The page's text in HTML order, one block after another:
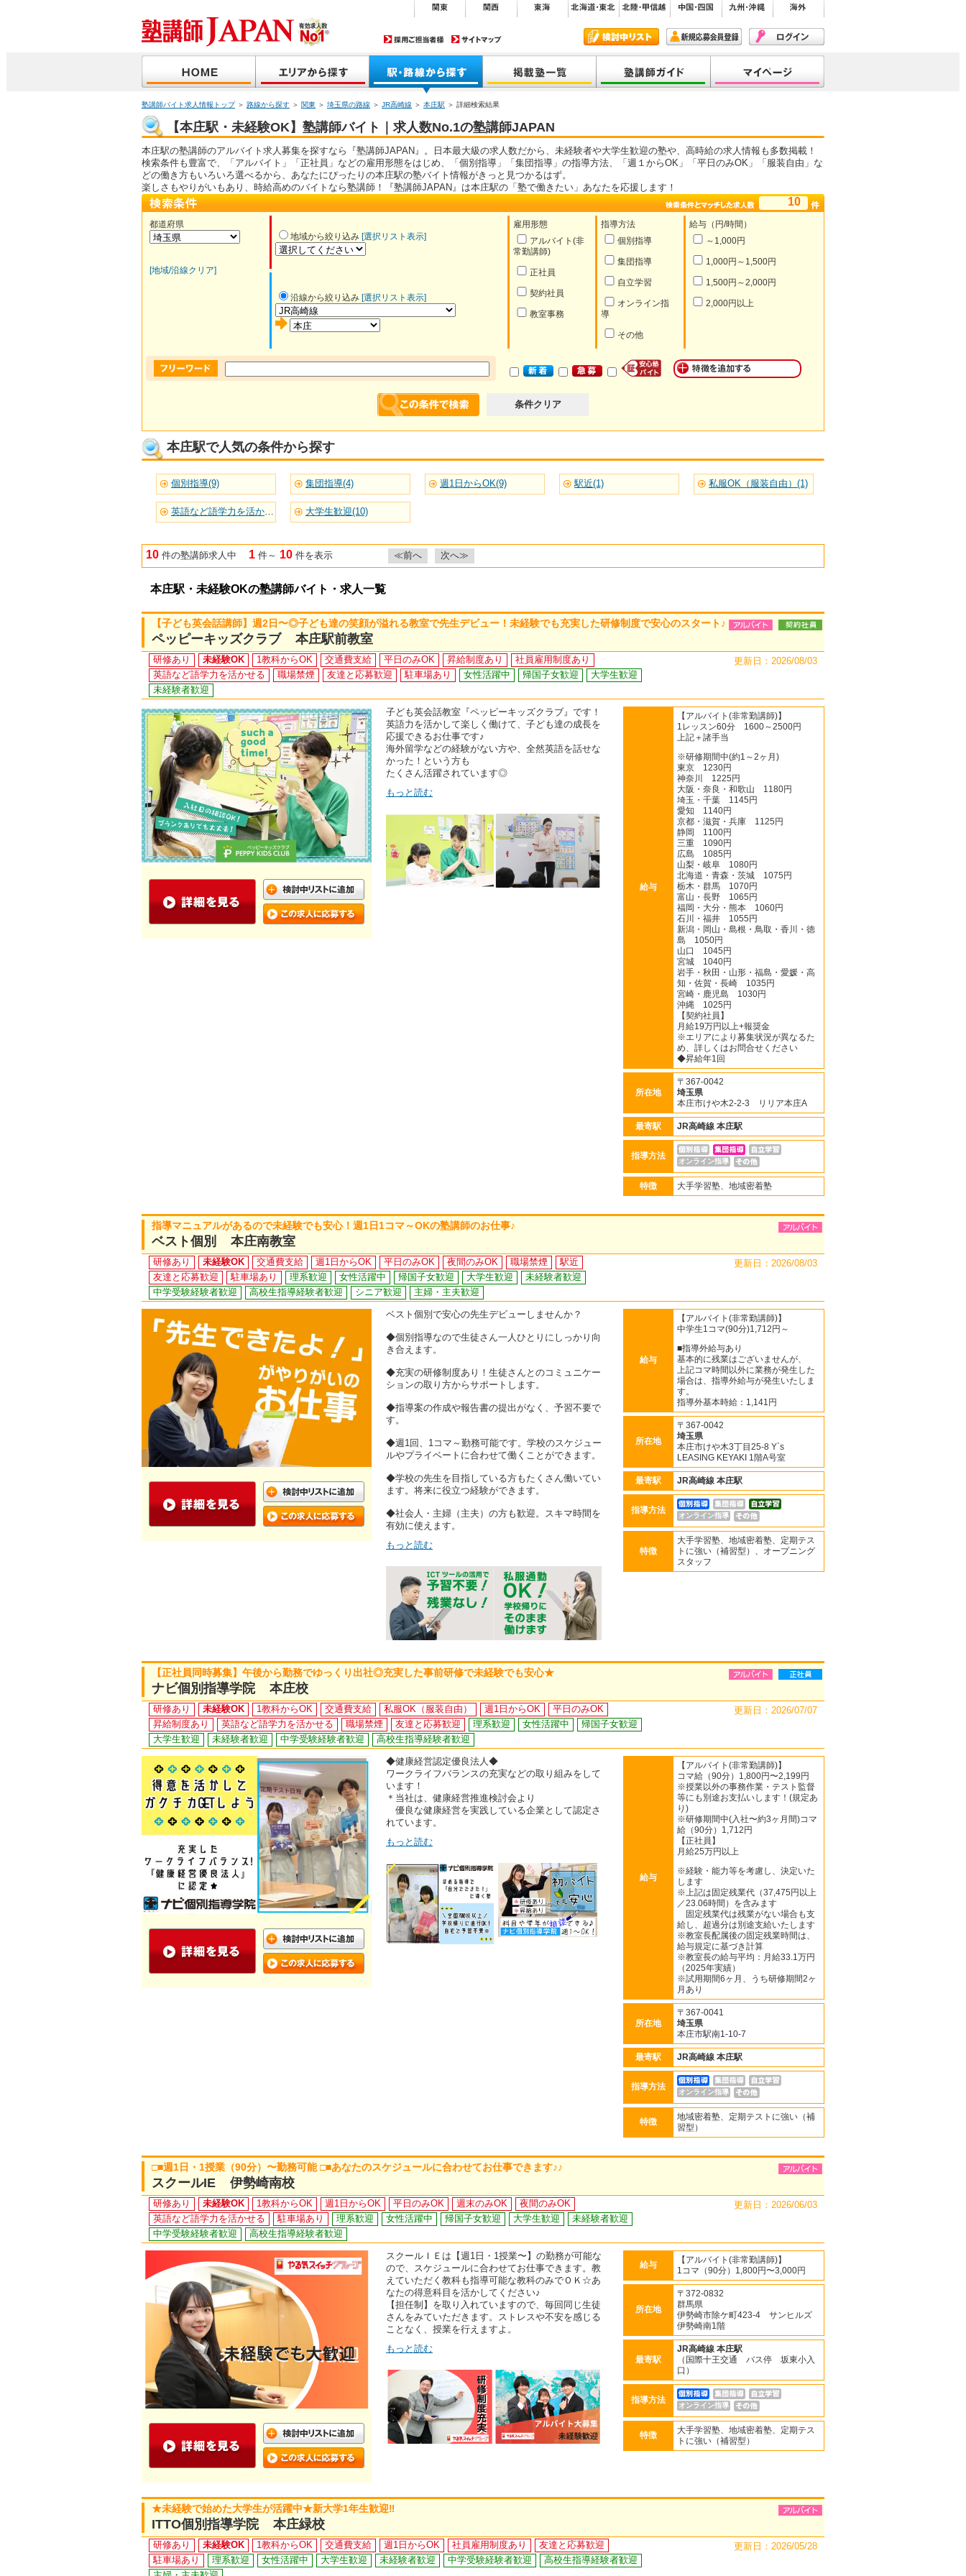
塾講師バイト求人情報トップ＞ 路線から探す ＞ 関東 ＞ 埼玉県の路線 ＞ JR高崎線 ＞ 本庄駅 ＞ 詳細検索結果
【本庄駅・未経験OK】塾講師バイト｜求人数No.1の塾講師JAPAN
本庄駅の塾講師のアルバイト求人募集を探すなら『塾講師JAPAN』。日本最大級の求人数だから、未経験者や大学生歓迎の塾や、高時給の求人情報も多数掲載！
検索条件も豊富で、「アルバイト」「正社員」などの雇用形態をはじめ、「個別指導」「集団指導」の指導方法、「週１からOK」「平日のみOK」「服装自由」な
どの働き方もいろいろ選べるから、あなたにぴったりの本庄駅の塾バイト情報がきっと見つかるはず。
楽しさもやりがいもあり、時給高めのバイトなら塾講師！『塾講師JAPAN』は本庄駅の「塾で働きたい」あなたを応援します！
10
都道府県
[地域/沿線クリア]
地域から絞り込み [選択リスト表示]
雇用形態
アルバイト(非
常勤講師)
正社員
契約社員
教室事務
指導方法
個別指導
集団指導
自立学習
オンライン指
導
その他
給与（円/時間）
～1,000円
1,000円～1,500円
1,500円～2,000円
2,000円以上
沿線から絞り込み [選択リスト表示]
条件クリア
本庄駅で人気の条件から探す
個別指導(9) 集団指導(4) 週1日からOK(9) 駅近(1) 私服OK（服装自由）(1)
英語など語学力を活かせる(5) 大学生歓迎(10)
10 件の塾講師求人中 1 件～ 10 件を表示 ≪前へ 次へ≫
本庄駅・未経験OKの塾講師バイト・求人一覧
【子ども英会話講師】週2日〜◎子ども達の笑顔が溢れる教室で先生デビュー！未経験でも充実した研修制度で安心のスタート♪
ペッピーキッズクラブ 本庄駅前教室
研修あり 未経験OK 1教科からOK 交通費支給 平日のみOK 昇給制度あり
社員雇用制度あり
英語など語学力を活かせる
職場禁煙 友達と応募歓迎 駐車場あり 女性活躍中 帰国子女歓迎
大学生歓迎
未経験者歓迎
更新日：2026/08/03
子ども英会話教室『ペッピーキッズクラブ』です！
英語力を活かして楽しく働けて、子ども達の成長を
応援できるお仕事です♪
海外留学などの経験がない方や、全然英語を話せな
かった！という方も
たくさん活躍されています◎
もっと読む
給与
【アルバイト(非常勤講師)】
1レッスン60分 1600～2500円
上記＋諸手当
※研修期間中(約1～2ヶ月)
東京 1230円
神奈川 1225円
大阪・奈良・和歌山 1180円
埼玉・千葉 1145円
愛知 1140円
京都・滋賀・兵庫 1125円
静岡 1100円
三重 1090円
広島 1085円
山梨・岐阜 1080円
北海道・青森・茨城 1075円
栃木・群馬 1070円
富山・長野 1065円
福岡・大分・熊本 1060円
石川・福井 1055円
新潟・岡山・島根・鳥取・香川・徳
島 1050円
山口 1045円
宮城 1040円
岩手・秋田・山形・福島・愛媛・高
知・佐賀・長崎 1035円
宮崎・鹿児島 1030円
沖縄 1025円
【契約社員】
月給19万円以上+報奨金
※エリアにより募集状況が異なるた
め、詳しくはお問合せください
◆昇給年1回
所在地
〒367-0042
埼玉県
本庄市けや木2-2-3 リリア本庄A
最寄駅 JR高崎線 本庄駅
指導方法
オンライン指導
特徴 大手学習塾、地域密着塾
指導マニュアルがあるので未経験でも安心！週1日1コマ～OKの塾講師のお仕事♪
ベスト個別 本庄南教室
研修あり 未経験OK 交通費支給 週1日からOK 平日のみOK 夜間のみOK 職場禁煙
駅近
友達と応募歓迎
駐車場あり 理系歓迎 女性活躍中 帰国子女歓迎 大学生歓迎
未経験者歓迎
中学受験経験者歓迎
高校生指導経験者歓迎 シニア歓迎 主婦・主夫歓迎
更新日：2026/08/03
ベスト個別で安心の先生デビューしませんか？
◆個別指導なので生徒さん一人ひとりにしっかり向
き合えます。
◆充実の研修制度あり！生徒さんとのコミュニケー
ションの取り方からサポートします。
◆指導案の作成や報告書の提出がなく、予習不要で
す。
◆週1回、1コマ～勤務可能です。学校のスケジュー
ルやプライベートに合わせて働くことができます。
◆学校の先生を目指している方もたくさん働いてい
ます。将来に役立つ経験ができます。
◆社会人・主婦（主夫）の方も歓迎。スキマ時間を
有効に使えます。
もっと読む
給与
【アルバイト(非常勤講師)】
中学生1コマ(90分)1,712円～
■指導外給与あり
基本的に残業はございませんが、
上記コマ時間以外に業務が発生した
場合は、指導外給与が発生いたしま
す。
指導外基本時給：1,141円
所在地
〒367-0042
埼玉県
本庄市けや木3丁目25-8 Y`s
LEASING KEYAKI 1階A号室
最寄駅 JR高崎線 本庄駅
指導方法
オンライン指導
特徴
大手学習塾、地域密着塾、定期テス
トに強い（補習型）、オープニング
スタッフ
【正社員同時募集】午後から勤務でゆっくり出社◎充実した事前研修で未経験でも安心★
ナビ個別指導学院 本庄校
研修あり 未経験OK 1教科からOK 交通費支給 私服OK（服装自由） 週1日からOK
平日のみOK
昇給制度あり
英語など語学力を活かせる 職場禁煙 友達と応募歓迎 理系歓迎 女性活躍中
帰国子女歓迎
大学生歓迎
未経験者歓迎 中学受験経験者歓迎 高校生指導経験者歓迎
更新日：2026/07/07
◆健康経営認定優良法人◆
ワークライフバランスの充実などの取り組みをして
います！
＊当社は、健康経営推進検討会より
優良な健康経営を実践している企業として認定さ
れています。
もっと読む
給与
【アルバイト(非常勤講師)】
コマ給（90分）1,800円〜2,199円
※授業以外の事務作業・テスト監督
等にも別途お支払いします！(規定あ
り)
※研修期間中(入社〜約3ヶ月間)コマ
給（90分）1,712円
【正社員】
月給25万円以上
※経験・能力等を考慮し、決定いた
します
※上記は固定残業代（37,475円以上
／23.06時間）を含みます
固定残業代は残業がない場合も支
給し、超過分は別途支給いたします
※教室長配属後の固定残業時間は、
給与規定に基づき計算
※教室長の給与平均：月給33.1万円
（2025年実績）
※試用期間6ヶ月、うち研修期間2ヶ
月あり
所在地
〒367-0041
埼玉県
本庄市駅南1-10-7
最寄駅 JR高崎線 本庄駅
指導方法
オンライン指導
特徴
地域密着塾、定期テストに強い（補
習型）
□■週1日・1授業（90分）〜勤務可能 □■あなたのスケジュールに合わせてお仕事できます♪♪
スクールIE 伊勢崎南校
研修あり 未経験OK 1教科からOK 週1日からOK 平日のみOK 週末のみOK
夜間のみOK
英語など語学力を活かせる
駐車場あり 理系歓迎 女性活躍中 帰国子女歓迎 大学生歓迎
未経験者歓迎
中学受験経験者歓迎
高校生指導経験者歓迎
更新日：2026/06/03
スクールＩＥは【週1日・1授業〜】の勤務が可能な
ので、スケジュールに合わせてお仕事できます。教
えていただく教科も指導可能な教科のみでＯＫ☆あ
なたの得意科目を活かしてください♪
【担任制】を取り入れていますので、毎回同じ生徒
さんをみていただきます。ストレスや不安を感じる
ことなく、授業を行えますよ。
もっと読む
給与
【アルバイト(非常勤講師)】
1コマ（90分）1,800円〜3,000円
所在地
〒372-0832
群馬県
伊勢崎市除ケ町423-4 サンヒルズ
伊勢崎南1階
最寄駅
JR高崎線 本庄駅
（国際十王交通 バス停 坂東小入
口）
指導方法
オンライン指導
特徴
大手学習塾、地域密着塾、定期テス
トに強い（補習型）
★未経験で始めた大学生が活躍中★新大学1年生歓迎‼
ITTO個別指導学院 本庄緑校
研修あり 未経験OK 1教科からOK 交通費支給 週1日からOK 社員雇用制度あり
友達と応募歓迎
駐車場あり
理系歓迎 女性活躍中 大学生歓迎 未経験者歓迎 中学受験経験者歓迎
高校生指導経験者歓迎
更新日：2026/05/28